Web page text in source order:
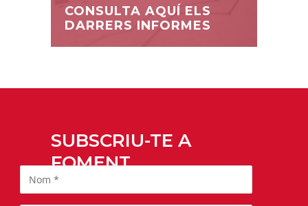
CONSULTA AQUÍ ELS
DARRERS INFORMES
SUBSCRIU-TE A
FOMENT